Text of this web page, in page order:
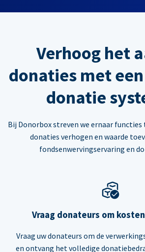
Verhoog het
donaties met
donatie
Bij Donorbox streven we ernaar functies
donaties verhogen en waarde
fondsenwervingservaring en
Vraag donateurs om
Vraag uw donateurs om de
en ontvang het volledige